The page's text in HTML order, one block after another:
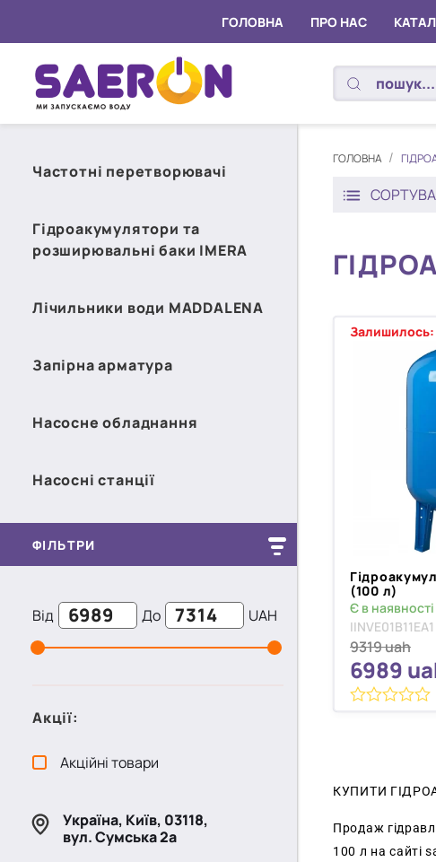
ГОЛОВНА ПРО НАС
ГОЛОВНА
Залишилось:
(100 л)
Є в наявності
IINVE01B11EA1
9319uah
6989
КУПИТИ
Продаж
100 л на сайті
Частотні перетворювачі
Гідроакумулятори та
розширювальні баки IMERA
Лічильники води MADDALENA
Запірна арматура
Насосне обладнання
Насосні станції
ФІЛЬТРИ
Від До UAH
Акції:
Акційні товари
Україна, Київ, 03118,
вул. Сумська 2а